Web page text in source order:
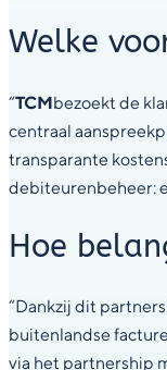
Welke
“TCMbezoekt de
centraal
transparante
debiteurenbeheer:
Hoe
“Dankzij dit
buitenlandse
via het partnership